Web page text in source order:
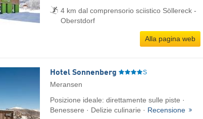
4 km dal comprensorio sciistico Söllereck -
Oberstdorf
Alla pagina web
Hotel Sonnenberg S
Meransen
Posizione ideale: direttamente sulle piste ·
Benessere · Delizie culinarie · Recensione